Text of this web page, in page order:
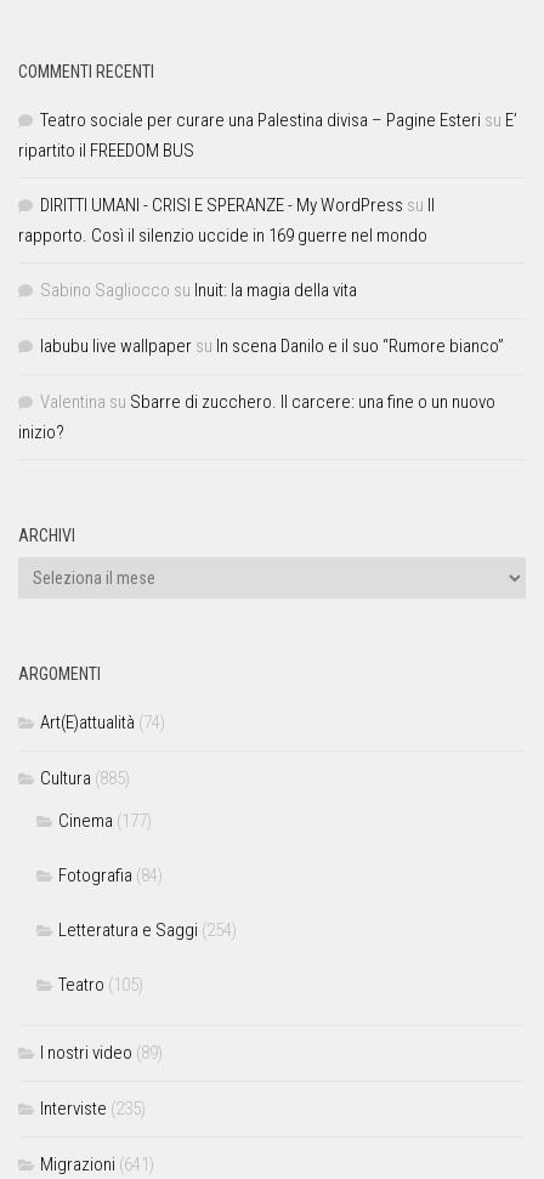
COMMENTI RECENTI
Teatro sociale per curare una Palestina divisa – Pagine Esteri su E’
ripartito il FREEDOM BUS
DIRITTI UMANI - CRISI E SPERANZE - My WordPress su Il
rapporto. Così il silenzio uccide in 169 guerre nel mondo
Sabino Sagliocco su Inuit: la magia della vita
labubu live wallpaper su In scena Danilo e il suo “Rumore bianco”
Valentina su Sbarre di zucchero. Il carcere: una fine o un nuovo
inizio?
ARCHIVI
ARGOMENTI
Art(E)attualità (74)
Cultura (885)
Cinema (177)
Fotografia (84)
Letteratura e Saggi (254)
Teatro (105)
I nostri video (89)
Interviste (235)
Migrazioni (641)